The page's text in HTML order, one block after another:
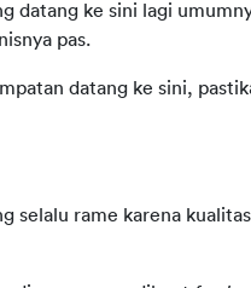
datang ke sini lagi
pas.
datang ke sini,
selalu rame karena